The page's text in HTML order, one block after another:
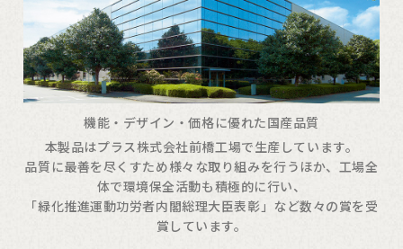
機能・デザイン・価格に優れた国産品質
本製品はプラス株式会社前橋工場で生産しています。
品質に最善を尽くすため様々な取り組みを行うほか、工場全
体で環境保全活動も積極的に行い、
「緑化推進運動功労者内閣総理大臣表彰」など数々の賞を受
賞しています。